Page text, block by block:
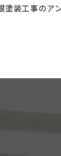
塗装工事のア